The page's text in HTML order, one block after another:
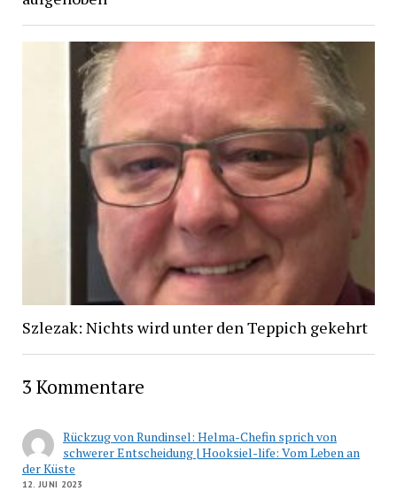
Szlezak: Nichts wird unter den Teppich gekehrt
3 Kommentare
Rückzug von Rundinsel: Helma-Chefin sprich von
schwerer Entscheidung | Hooksiel-life: Vom Leben an
der Küste
12. JUNI 2023